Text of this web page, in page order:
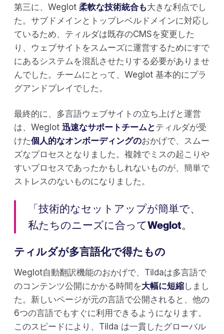
第三に、Weglot 柔軟な技術統合も大きな利点でし
た。サブドメインとトップレベルドメインに対応し
ているため、ティルダは既存のCMSを変更した
り、ウェブサイトをスムーズに運営するためにすで
にあるシステムを混乱させたりする必要がありませ
んでした。チームにとって、Weglot 基本的にプラ
グアンドプレイでした。
最終的に、多言語ウェブサイトの立ち上げと運営
は、Weglot 迅速なサポートチームとティルダが受
けた個人的なオンボーディングのおかげで、スムー
ズなプロセスとなりました。複雑でミスの起こりや
すいプロセスであったかもしれないものが、簡単で
ストレスのないものになりました。
「技術的なセットアップが簡単で、
私たちのニーズに合ってWeglot。
ティルダが多言語化で得たもの
Weglot自動翻訳機能のおかげで、Tildaは多言語で
のコンテンツ公開にかかる時間を大幅に短縮しまし
た。新しいページが元の言語で公開されると、他の
6つの言語でもすぐに利用できるようになります。
このスピードにより、Tilda は一貫したグローバル